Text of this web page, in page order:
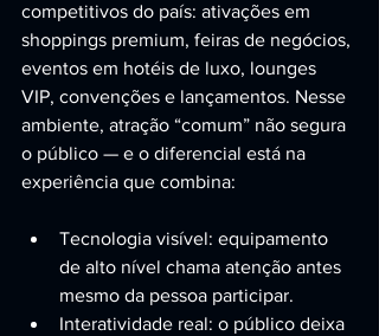
competitivos do país: ativações em
shoppings premium, feiras de negócios,
eventos em hotéis de luxo, lounges
VIP, convenções e lançamentos. Nesse
ambiente, atração “comum” não segura
o público — e o diferencial está na
experiência que combina:
Tecnologia visível: equipamento
de alto nível chama atenção antes
mesmo da pessoa participar.
Interatividade real: o público deixa